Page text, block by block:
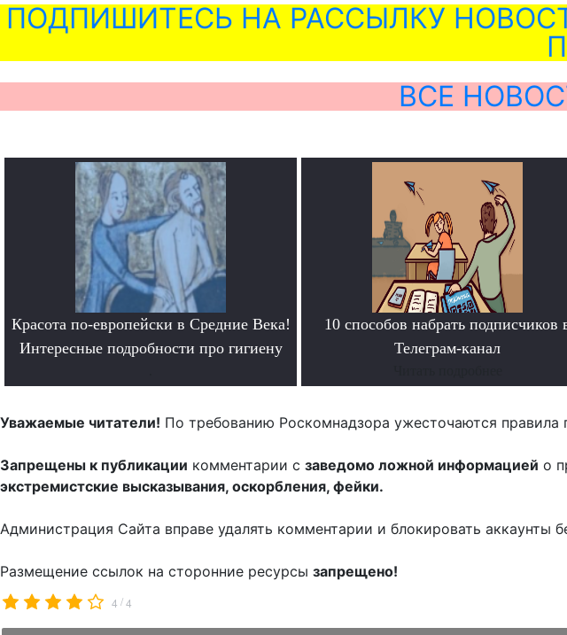
ПОДПИШИТЕСЬ НА РАССЫЛКУ
ВСЕ
Красота по-европейски в Средние Века!
Интересные подробности про гигиену
10 способов набрать подписчиков
Телеграм-канал
Уважаемые читатели! По требованию Роскомнадзора ужесточаются правила
Запрещены к публикации комментарии с заведомо ложной информацией о
экстремистские высказывания, оскорбления, фейки.
Администрация Сайта вправе удалять комментарии и блокировать аккаунты
Размещение ссылок на сторонние ресурсы запрещено!
4 /4